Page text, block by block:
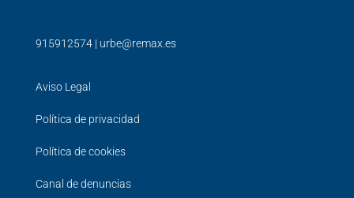
915912574 | urbe@remax.es
Aviso Legal
Política de privacidad
Política de cookies
Canal de denuncias